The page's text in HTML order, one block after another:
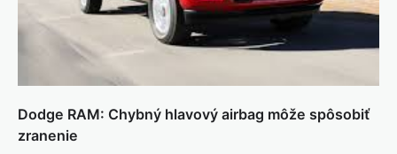
Dodge RAM: Chybný hlavový airbag môže spôsobiť
zranenie